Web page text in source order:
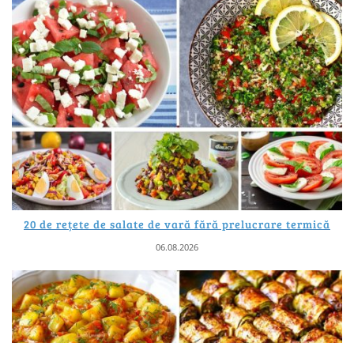
20 de rețete de salate de vară fără prelucrare termică
06.08.2026